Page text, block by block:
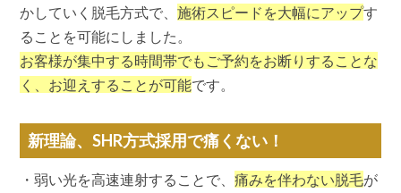
かしていく脱毛方式で、施術スピードを大幅にアップす
ることを可能にしました。
お客様が集中する時間帯でもご予約をお断りすることな
く、お迎えすることが可能です。
新理論、SHR方式採用で痛くない！
・弱い光を高速連射することで、痛みを伴わない脱毛が